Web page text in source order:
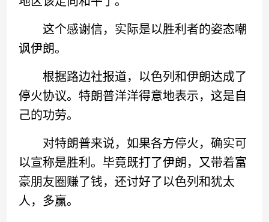
这个感谢信，实际是以胜利者的姿态嘲
讽伊朗。
根据路边社报道，以色列和伊朗达成了
停火协议。特朗普洋洋得意地表示，这是自
己的功劳。
对特朗普来说，如果各方停火，确实可
以宣称是胜利。毕竟既打了伊朗，又带着富
豪朋友圈赚了钱，还讨好了以色列和犹太
人，多赢。